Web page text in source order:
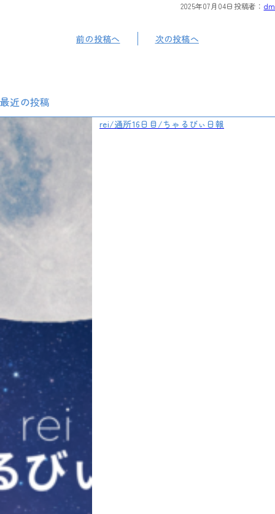
2025年07月04日 投稿者： dm
前の投稿へ 次の投稿へ
最近の投稿
rei/通所16日目/ちゃるびぃ日報